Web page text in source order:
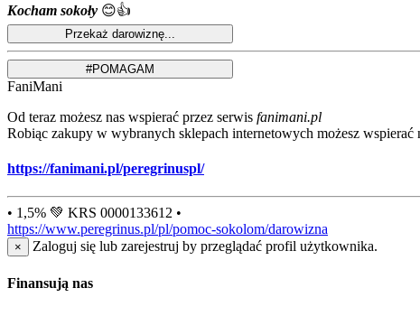
Kocham sokoły 😊👍
FaniMani
Od teraz możesz nas wspierać przez serwis fanimani.pl
Robiąc zakupy w wybranych sklepach internetowych możesz
https://fanimani.pl/peregrinuspl/
• 1,5% 💚 KRS 0000133612 •
https://www.peregrinus.pl/pl/pomoc-sokolom/darowizna
× Zaloguj się lub zarejestruj by przeglądać profil użytkownika.
Finansują nas